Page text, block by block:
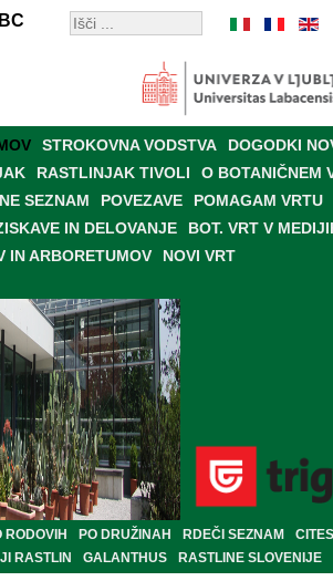
STROKOVNA VODSTVA
DOGODKI
RASTLINJAK TIVOLI
O BOTANIČNEM
SEZNAM POVEZAVE
POMAGAM VRTU
IN DELOVANJE
BOT. VRT V
IN ARBORETUMOV
NOVI VRT
RODOVIH PO DRUŽINAH RDEČI SEZNAM
CITES
RASTLIN GALANTHUS RASTLINE SLOVENIJE